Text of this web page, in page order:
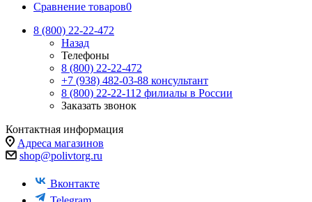
Сравнение товаров0
8 (800) 22-22-472
Назад
Телефоны
8 (800) 22-22-472
+7 (938) 482-03-88 консультант
8 (800) 22-22-112 филиалы в России
Заказать звонок
Контактная информация
Адреса магазинов
shop@polivtorg.ru
Вконтакте